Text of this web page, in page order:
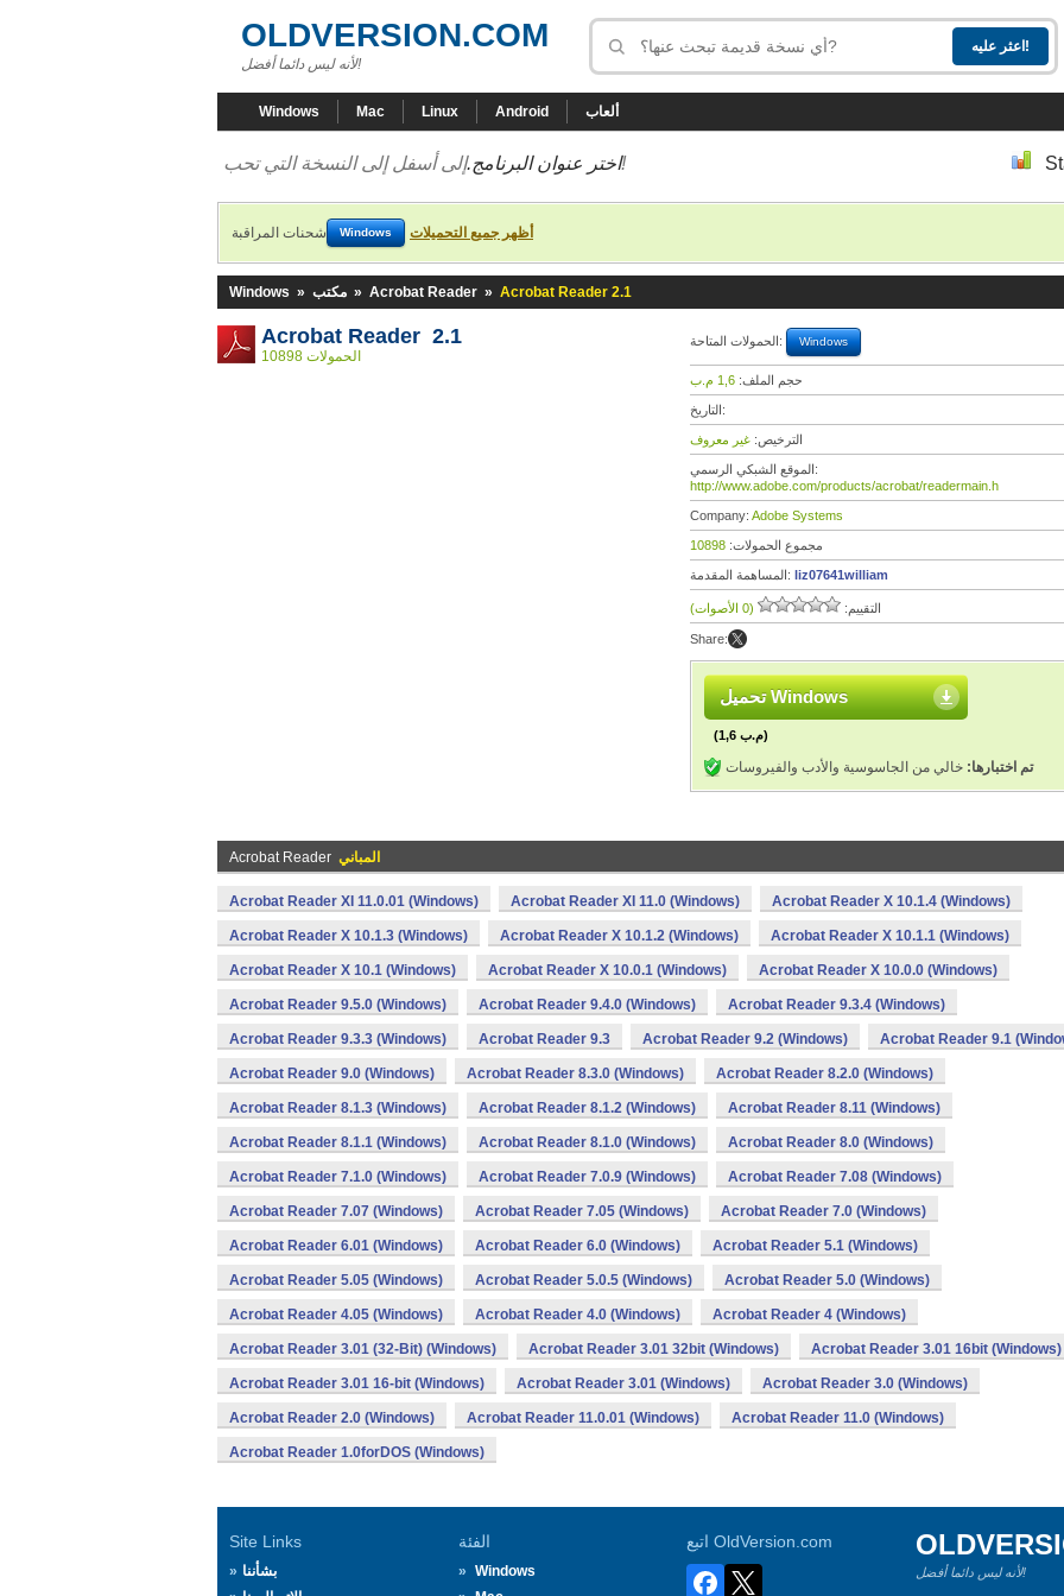
OLDVERSION.COM
لأنه ليس دائما أفضل!
Windows Mac Linux Android ألعاب
اختر عنوان البرنامج.إلى أسفل إلى النسخة التي تحب!
شحنات المراقبة Windows أظهر جميع التحميلات
Windows » مكتب » Acrobat Reader » Acrobat Reader 2.1
Acrobat Reader 2.1
10898 الحمولات
الحمولات المتاحة: Windows
حجم الملف: 1,6 م.ب
التاريخ:
الترخيص: غير معروف
الموقع الشبكي الرسمي:
http://www.adobe.com/products/acrobat/readermain.h
Company: Adobe Systems
مجموع الحمولات: 10898
المساهمة المقدمة: liz07641william
التقييم: (0 الأصوات)
Share:
تحميل Windows
(1,6 م.ب)
تم اختبارها: خالي من الجاسوسية والأدب والفيروسات
Acrobat Reader المباني
Acrobat Reader XI 11.0.01 (Windows) Acrobat Reader XI 11.0 (Windows) Acrobat Reader X 10.1.4 (Windows)
Acrobat Reader X 10.1.3 (Windows) Acrobat Reader X 10.1.2 (Windows) Acrobat Reader X 10.1.1 (Windows)
Acrobat Reader X 10.1 (Windows) Acrobat Reader X 10.0.1 (Windows) Acrobat Reader X 10.0.0 (Windows)
Acrobat Reader 9.5.0 (Windows) Acrobat Reader 9.4.0 (Windows) Acrobat Reader 9.3.4 (Windows)
Acrobat Reader 9.3.3 (Windows) Acrobat Reader 9.3 Acrobat Reader 9.2 (Windows) Acrobat Reader 9.1
Acrobat Reader 9.0 (Windows) Acrobat Reader 8.3.0 (Windows) Acrobat Reader 8.2.0 (Windows)
Acrobat Reader 8.1.3 (Windows) Acrobat Reader 8.1.2 (Windows) Acrobat Reader 8.11 (Windows)
Acrobat Reader 8.1.1 (Windows) Acrobat Reader 8.1.0 (Windows) Acrobat Reader 8.0 (Windows)
Acrobat Reader 7.1.0 (Windows) Acrobat Reader 7.0.9 (Windows) Acrobat Reader 7.08 (Windows)
Acrobat Reader 7.07 (Windows) Acrobat Reader 7.05 (Windows) Acrobat Reader 7.0 (Windows)
Acrobat Reader 6.01 (Windows) Acrobat Reader 6.0 (Windows) Acrobat Reader 5.1 (Windows)
Acrobat Reader 5.05 (Windows) Acrobat Reader 5.0.5 (Windows) Acrobat Reader 5.0 (Windows)
Acrobat Reader 4.05 (Windows) Acrobat Reader 4.0 (Windows) Acrobat Reader 4 (Windows)
Acrobat Reader 3.01 (32-Bit) (Windows) Acrobat Reader 3.01 32bit (Windows) Acrobat Reader 3.01 16bit (Windows)
Acrobat Reader 3.01 16-bit (Windows) Acrobat Reader 3.01 (Windows) Acrobat Reader 3.0 (Windows)
Acrobat Reader 2.0 (Windows) Acrobat Reader 11.0.01 (Windows) Acrobat Reader 11.0 (Windows)
Acrobat Reader 1.0forDOS (Windows)
Site Links
بشأننا
الفئة
Windows
اتبع OldVersion.com
لأنه ليس دائما أفضل!